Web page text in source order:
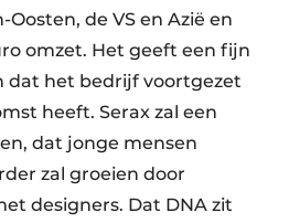
de VS en Azië en
omzet. Het geeft een fijn
dat het bedrijf voortgezet
heeft. Serax zal een
dat jonge mensen
zal groeien door
designers. Dat DNA zit